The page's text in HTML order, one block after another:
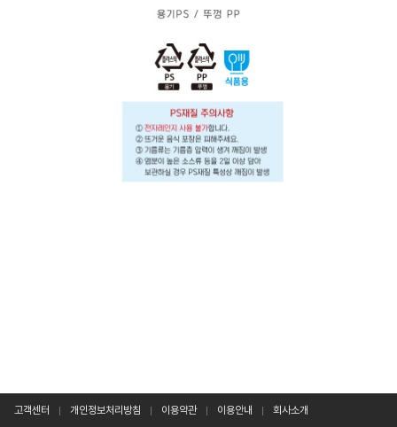
고객센터 개인정보처리방침 이용약관 이용안내 회사소개